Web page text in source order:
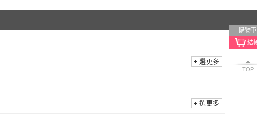
購物車
TOP
選更多
選更多